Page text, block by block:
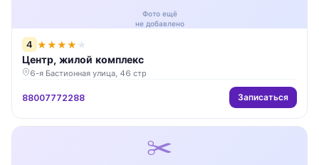
Фото ещё
не добавлено
4 ★★★★ ★
Центр, жилой комплекс
6-я Бастионная улица, 46 стр
88007772288 Записаться
✂️